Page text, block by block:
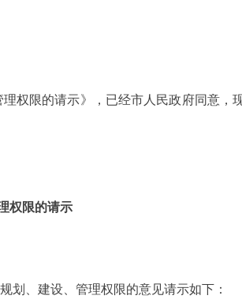
限的请示》，已经市人民政府同意，
权限的请示
、建设、管理权限的意见请示如下：